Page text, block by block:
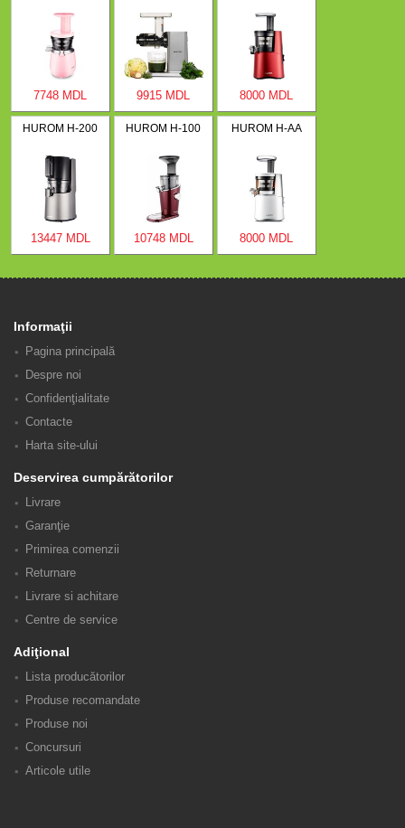
7748 MDL 9915 MDL 8000 MDL
HUROM H-200
13447 MDL
HUROM H-100
10748 MDL
HUROM H-AA
8000 MDL
Informaţii
Pagina principală
Despre noi
Confidenţialitate
Contacte
Harta site-ului
Deservirea cumpărătorilor
Livrare
Garanţie
Primirea comenzii
Returnare
Livrare si achitare
Centre de service
Adiţional
Lista producătorilor
Produse recomandate
Produse noi
Concursuri
Articole utile